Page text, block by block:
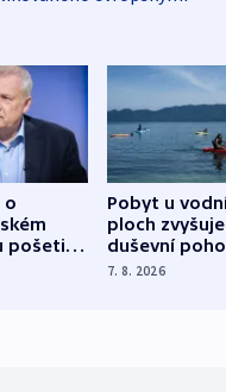
o
pošetilé,
Pobyt u
ploch zvyšuje
duševní
ukázala
7. 8. 2026